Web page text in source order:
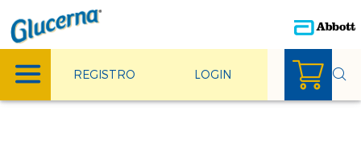
REGISTRO LOGIN